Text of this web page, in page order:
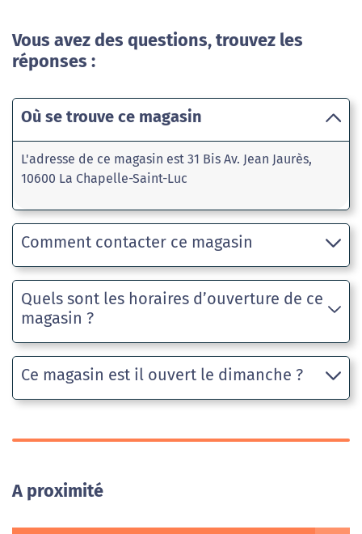
Vous avez des questions, trouvez les
réponses :
Où se trouve ce magasin
L'adresse de ce magasin est 31 Bis Av. Jean Jaurès,
10600 La Chapelle-Saint-Luc
Comment contacter ce magasin
Quels sont les horaires d’ouverture de ce
magasin ?
Ce magasin est il ouvert le dimanche ?
A proximité